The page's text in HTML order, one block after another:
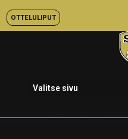
OTTELULIPUT
Valitse sivu